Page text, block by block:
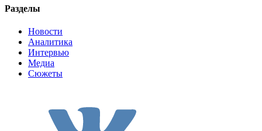
Разделы
Новости
Аналитика
Интервью
Медиа
Сюжеты